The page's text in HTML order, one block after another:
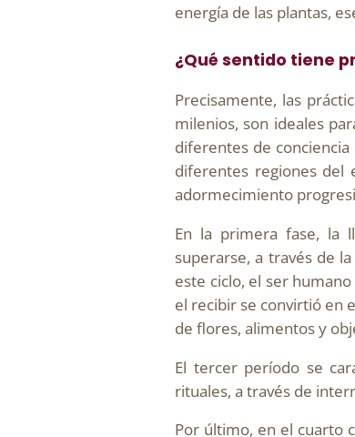
energía de las plantas,
¿Qué sentido tiene
Precisamente, las
milenios, son ideales
diferentes de
diferentes regiones del
adormecimiento
En la primera fase, la
superarse, a través de
este ciclo, el ser
el recibir se convirtió en
de flores, alimentos y
El tercer período se
rituales, a través de
Por último, en el cuarto